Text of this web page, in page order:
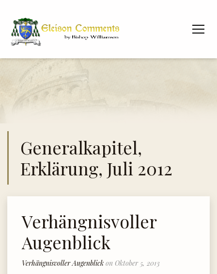
Generalkapitel,
Erklärung, Juli 2012
Verhängnisvoller
Augenblick
Verhängnisvoller Augenblick on Oktober 5, 2013